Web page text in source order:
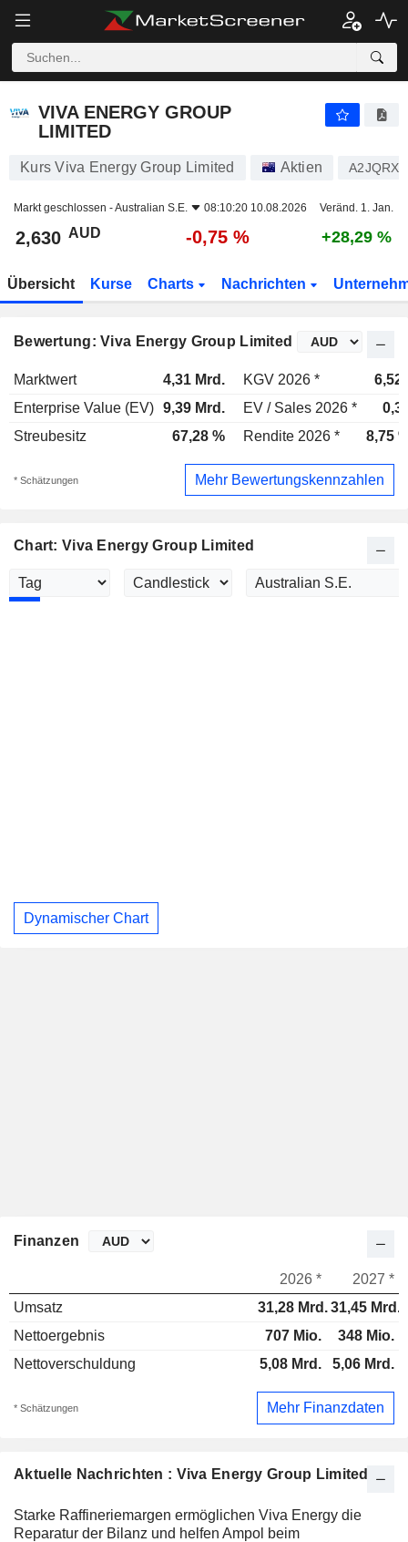
VIVA ENERGY GROUP
LIMITED
Kurs Viva Energy Group Limited Aktien A2JQRX
Markt geschlossen -Australian S.E. 08:10:20 10.08.2026 Veränd. 1. Jan.
2,630 AUD -0,75 % +28,29 %
Übersicht Kurse Charts Nachrichten
Bewertung: Viva Energy Group Limited
Marktwert 4,31 Mrd. KGV 2026 *
Enterprise Value (EV) 9,39 Mrd. EV / Sales 2026 *
Streubesitz
67,28 % Rendite 2026 * 8,75
* Schätzungen Mehr Bewertungskennzahlen
Chart: Viva Energy Group Limited
Dynamischer Chart
Aktuelle Nachrichten : Viva Energy Group Limited
Starke Raffineriemargen ermöglichen Viva Energy die
Reparatur der Bilanz und helfen Ampol beim
Finanzen
2026 *
2027 *
Umsatz
31,28 Mrd.31,45 Mrd.
Nettoergebnis
707 Mio.
348 Mio.
Nettoverschuldung
5,08 Mrd. 5,06 Mrd.
* Schätzungen Mehr Finanzdaten